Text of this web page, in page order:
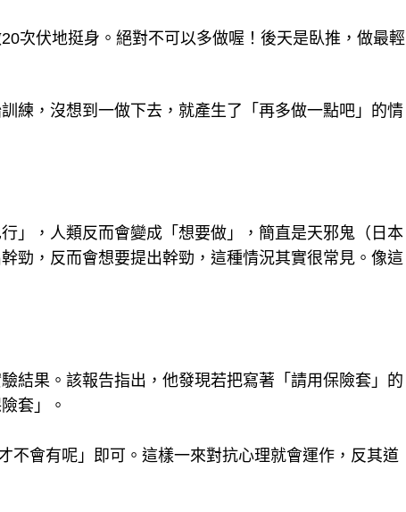
次伏地挺身。絕對不可以多做喔！後天是臥推，做最輕
練，沒想到一做下去，就產生了「再多做一點吧」的情
」，人類反而會變成「想要做」，簡直是天邪鬼（日本
勁，反而會想要提出幹勁，這種情況其實很常見。像這
結果。該報告指出，他發現若把寫著「請用保險套」的
套」。
會有呢」即可。這樣一來對抗心理就會運作，反其道